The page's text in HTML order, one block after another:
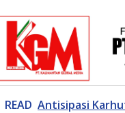
READ Antisipasi